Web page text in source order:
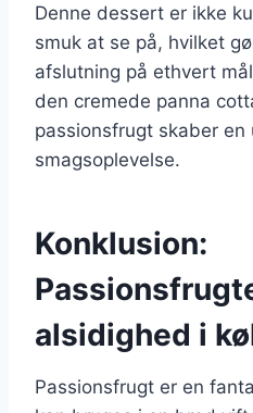
Denne dessert er ikke
smuk at se på, hvilket
afslutning på ethvert
den cremede panna
passionsfrugt skaber en
smagsoplevelse.
Konklusion:
alsidighed i
Passionsfrugt er en